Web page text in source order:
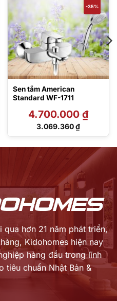
-35%
Sen tắm American
Standard WF-1711
4.700.000₫
Giá
4.700.000 ₫.
3.069.360₫
Giá
3.069.360 ₫.
hơn 21 năm phát triển,
Kidohomes hiện nay
hàng đầu trong lĩnh
tiêu chuẩn Nhật Bản &